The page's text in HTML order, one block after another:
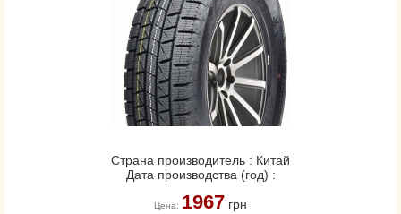
Страна производитель : Китай
Дата производства (год) :
Цена: 1967грн